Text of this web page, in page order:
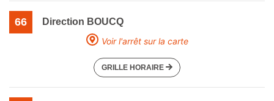
66
Direction BOUCQ
Voir l'arrêt sur la carte
GRILLE HORAIRE